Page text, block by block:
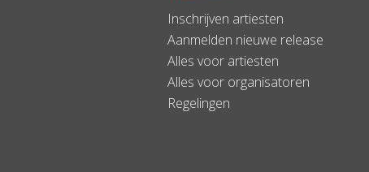
Inschrijven artiesten
Aanmelden nieuwe release
Alles voor artiesten
Alles voor organisatoren
Regelingen